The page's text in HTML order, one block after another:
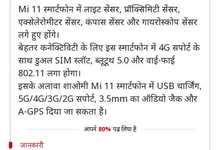
Mi 11 स्मार्टफोन में लाइट सेंसर, प्रॉक्सिमिटी सेंसर,
एक्सेलेरोमीटर सेंसर, कंपास सेंसर और गायरोस्कोप सेंसर
लगे हुए होंगे।
बेहतर कनेक्टिविटी के लिए इस स्मार्टफोन में 4G सपोर्ट के
साथ डुअल SIM स्लॉट, ब्लूटूथ 5.0 और वाई-फाई
802.11 लगा होगा।
इसके अलावा शाओमी Mi 11 स्मार्टफोन में USB चार्जिंग,
5G/4G/3G/2G सपोर्ट, 3.5mm का ऑडियो जैक और
A-GPS दिया जा सकता है।
आपने 80% पढ़ लिया है
जानकारी